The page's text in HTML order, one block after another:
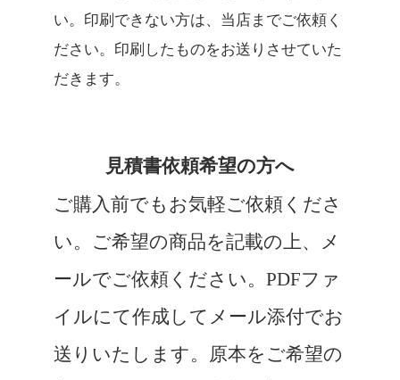
い。印刷できない方は、当店までご依頼く
ださい。印刷したものをお送りさせていた
だきます。
見積書依頼希望の方へ
ご購入前でもお気軽ご依頼くださ
い。ご希望の商品を記載の上、メ
ールでご依頼ください。PDFファ
イルにて作成してメール添付でお
送りいたします。原本をご希望の